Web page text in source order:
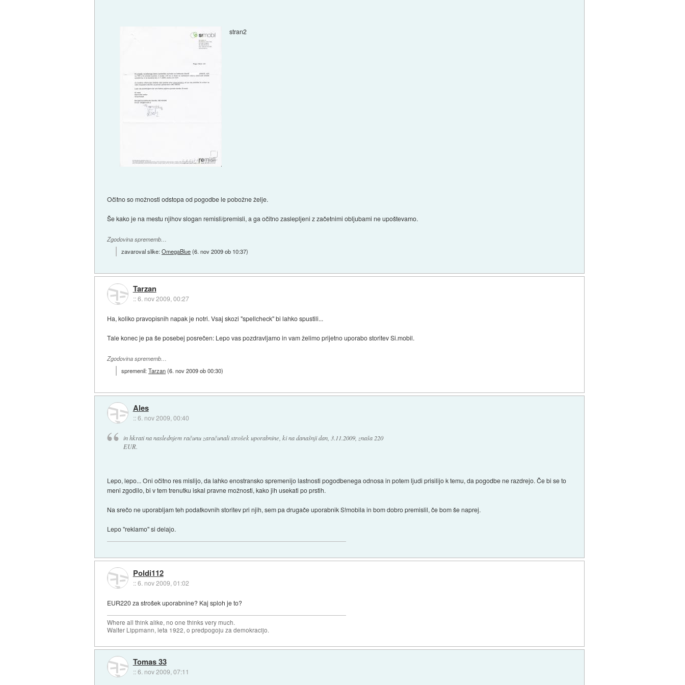
stran2
Očitno so možnosti odstopa od pogodbe le pobožne želje.
Še kako je na mestu njihov slogan remisli/premisli, a ga očitno zaslepljeni z začetnimi obljubami ne upoštevamo.
Zgodovina sprememb…
zavaroval slike:OmegaBlue(6. nov 2009 ob 10:37)
Tarzan
::6. nov 2009, 00:27
Ha, koliko pravopisnih napak je notri. Vsaj skozi "spellcheck" bi lahko spustili...
Tale konec je pa še posebej posrečen: Lepo vas pozdravljamo in vam želimo prijetno uporabo storitev Si.mobil.
Zgodovina sprememb…
spremenil:Tarzan(6. nov 2009 ob 00:30)
Ales
::6. nov 2009, 00:40
in hkrati na naslednjem računu zaračunali strošek uporabnine, ki na današnji dan, 3.11.2009, znaša 220
EUR.
Lepo, lepo... Oni očitno res mislijo, da lahko enostransko spremenijo lastnosti pogodbenega odnosa in potem ljudi prisilijo k temu, da pogodbe ne razdrejo. Če bi se to
meni zgodilo, bi v tem trenutku iskal pravne možnosti, kako jih usekati po prstih.
Na srečo ne uporabljam teh podatkovnih storitev pri njih, sem pa drugače uporabnik S!mobila in bom dobro premislil, če bom še naprej.
Lepo "reklamo" si delajo.
Poldi112
::6. nov 2009, 01:02
EUR220 za strošek uporabnine? Kaj sploh je to?
Where all think alike, no one thinks very much.
Walter Lippmann, leta 1922, o predpogoju za demokracijo.
Tomas 33
::6. nov 2009, 07:11